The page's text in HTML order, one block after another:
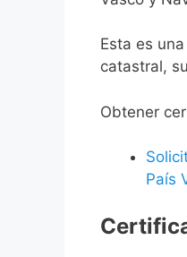
Esta es
catastral,
Obtener
País